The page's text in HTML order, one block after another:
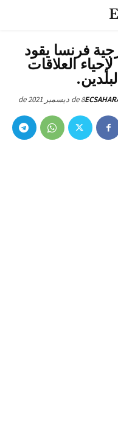
فرنسا يقود
العلاقات
8 de ديسمبر de 2021